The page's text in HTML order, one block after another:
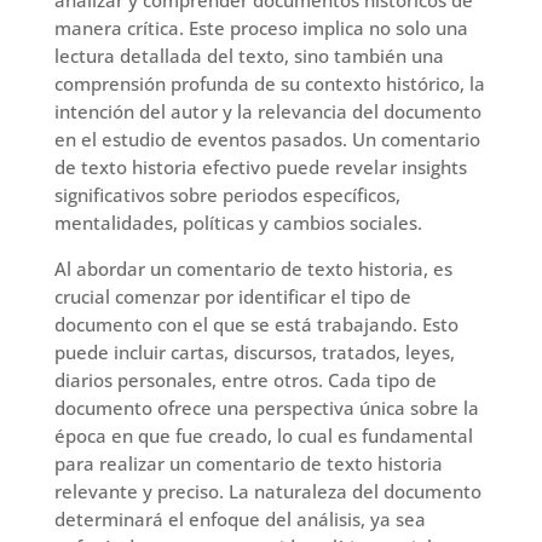
manera crítica. Este proceso implica no solo una
lectura detallada del texto, sino también una
comprensión profunda de su contexto histórico, la
intención del autor y la relevancia del documento
en el estudio de eventos pasados. Un comentario
de texto historia efectivo puede revelar insights
significativos sobre periodos específicos,
mentalidades, políticas y cambios sociales.
Al abordar un comentario de texto historia, es
crucial comenzar por identificar el tipo de
documento con el que se está trabajando. Esto
puede incluir cartas, discursos, tratados, leyes,
diarios personales, entre otros. Cada tipo de
documento ofrece una perspectiva única sobre la
época en que fue creado, lo cual es fundamental
para realizar un comentario de texto historia
relevante y preciso. La naturaleza del documento
determinará el enfoque del análisis, ya sea